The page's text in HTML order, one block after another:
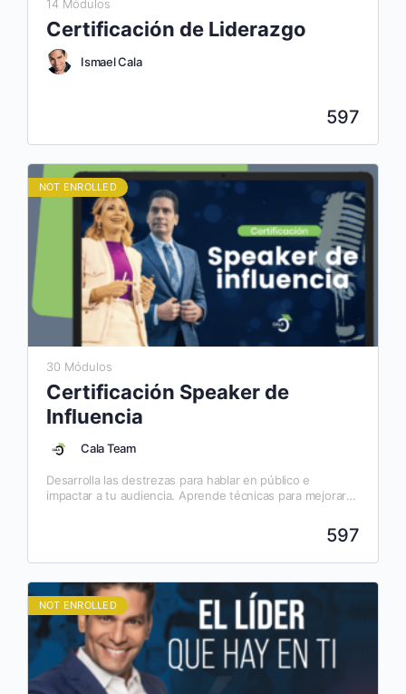
14 Módulos
Certificación de Liderazgo
Ismael Cala
597
NOT ENROLLED
30 Módulos
Certificación Speaker de
Influencia
Cala Team
Desarrolla las destrezas para hablar en público e
impactar a tu audiencia. Aprende técnicas para mejorar
597
NOT ENROLLED